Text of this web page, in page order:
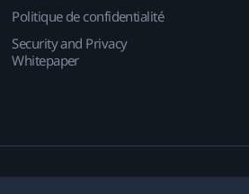
Politique de confidentialité
Security and Privacy
Whitepaper